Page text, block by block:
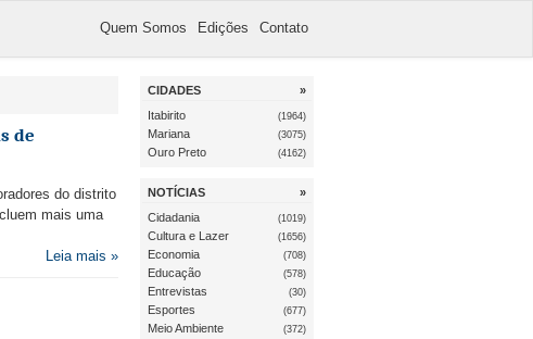
Quem Somos Edições Contato
de
do distrito
mais uma
Leia mais »
CIDADES
»
Itabirito
(1964)
Mariana (3075)
Ouro Preto (4162)
NOTÍCIAS
»
Cidadania
(1019)
Cultura e Lazer (1656)
Economia (708)
Educação (578)
Entrevistas (30)
Esportes (677)
Meio Ambiente (372)